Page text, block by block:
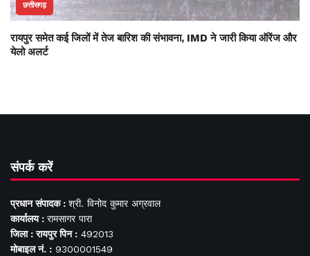
छत्तीसगढ़
रायपुर समेत कई जिलों में तेज बारिश की संभावना, IMD ने जारी किया ऑरेंज और
येलो अलर्ट
संपर्क करें
प्रधान संपादक : श्री. विनोद कुमार अग्रवाल
कार्यालय : रामसागर पारा
जिला : रायपुर पिन : 492013
मोबाइल नं. : 9300001549